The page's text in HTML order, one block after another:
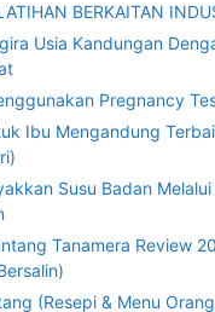
BERKAITAN
Usia Kandungan
Pregnancy
Ibu Mengandung
Susu Badan
Tanamera Review
(Resepi & Menu Orang